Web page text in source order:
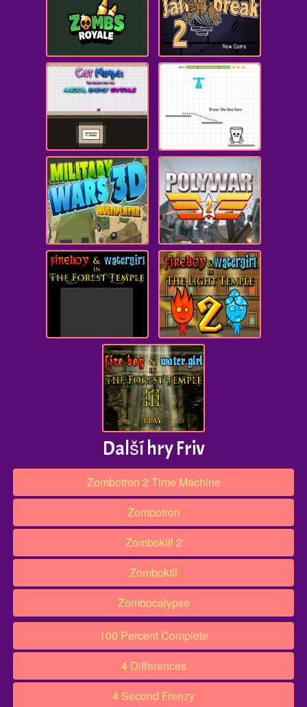
Další hry Friv
Zombotron 2 Time Machine
Zombotron
Zombokill 2
Zombokill
Zombocalypse
100 Percent Complete
4 Differences
4 Second Frenzy